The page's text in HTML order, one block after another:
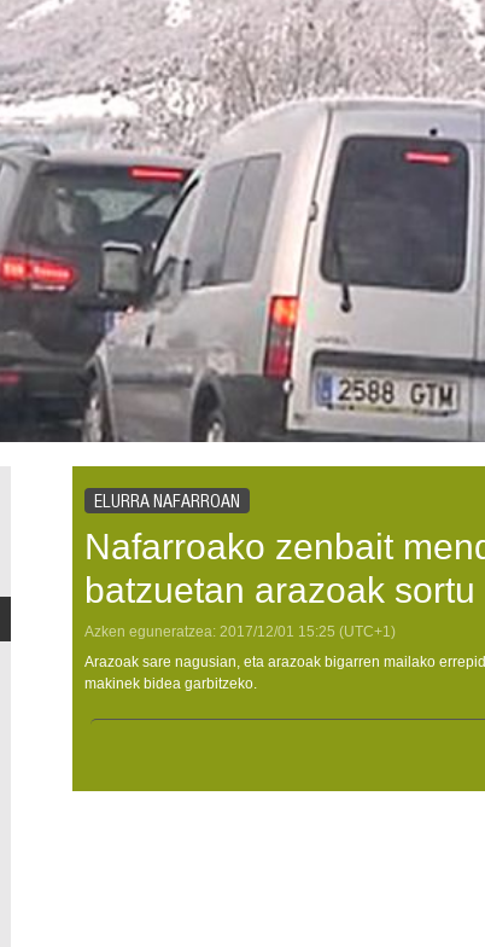
ELURRA NAFARROAN
Nafarroako zenbait
batzuetan arazoak sortu
Azken eguneratzea: 2017/12/01 15:25 (UTC+1)
Arazoak sare nagusian, eta arazoak bigarren mailako
makinek bidea garbitzeko.